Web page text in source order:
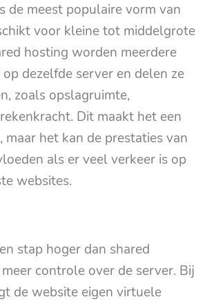
de meest populaire vorm van
voor kleine tot middelgrote
hosting worden meerdere
dezelfde server en delen ze
zoals opslagruimte,
Dit maakt het een
maar het kan de prestaties van
als er veel verkeer is op
websites.
stap hoger dan shared
controle over de server. Bij
de website eigen virtuele